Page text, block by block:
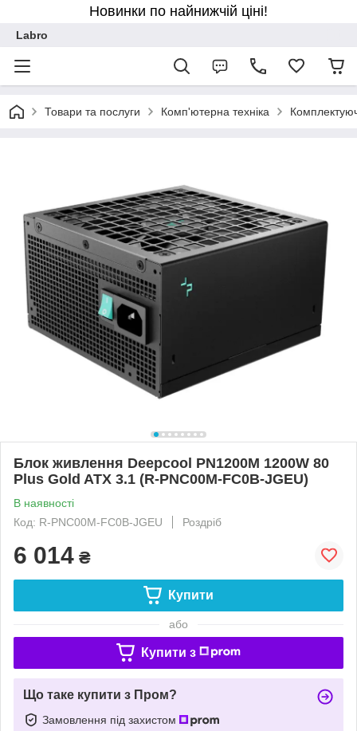
Новинки по найнижчій ціні!
Labro
Товари та послуги Комп'ютерна техніка
Блок живлення Deepcool PN1200M 1200W 80
Plus Gold ATX 3.1 (R-PNC00M-FC0B-JGEU)
В наявності
Код: R-PNC00M-FC0B-JGEU
Роздріб
6 014 ₴
Купити
або
Купити з
Що таке купити з Пром?
Замовлення під захистом